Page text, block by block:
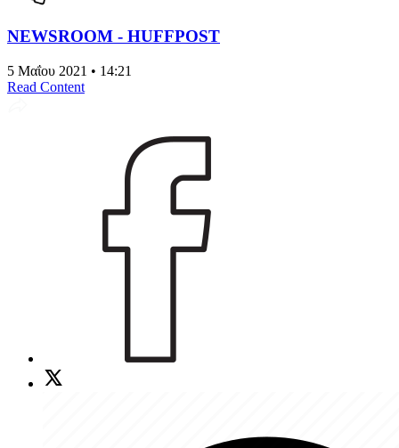
NEWSROOM - HUFFPOST
5 Μαΐου 2021 • 14:21
Read Content